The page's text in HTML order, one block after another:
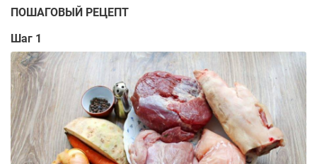
ПОШАГОВЫЙ РЕЦЕПТ
Шаг 1